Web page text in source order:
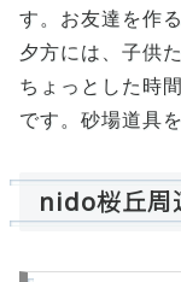
す。お友達を作
夕方には、子供
ちょっとした時
です。砂場道具
nido桜丘周